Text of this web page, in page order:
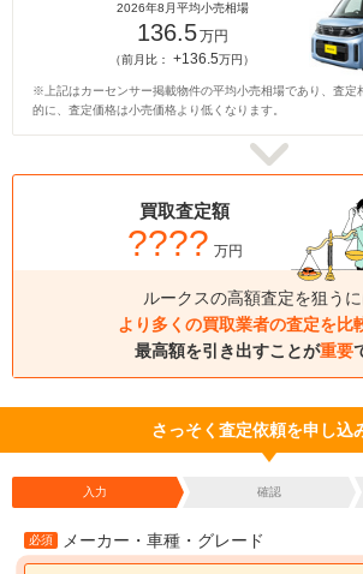
2026年8月平均小売相場
136.5万円
（前月比：+136.5万円）
※上記はカーセンサー掲載物件の平均小売相場であり、査定
的に、査定価格は小売価格より低くなります。
買取査定額
???? 万円
ルークスの高額査定を狙うに
より多くの買取業者の査定を比
最高額を引き出すことが重要
さっそく査定依頼を申し込
入力 確認
必須 メーカー・車種・グレード